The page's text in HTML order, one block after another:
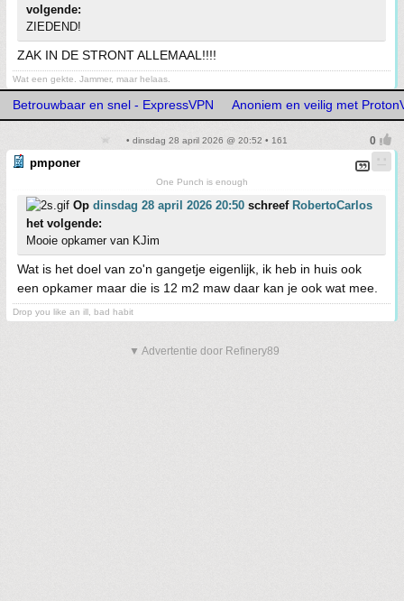
volgende:
ZIEDEND!
ZAK IN DE STRONT ALLEMAAL!!!!
Wat een gekte. Jammer, maar helaas.
Betrouwbaar en snel - ExpressVPN Anoniem en veilig met
• dinsdag 28 april 2026 @ 20:52 • 161
pmponer
One Punch is enough
Op dinsdag 28 april 2026 20:50 schreef RobertoCarlos
het volgende:
Mooie opkamer van KJim
Wat is het doel van zo'n gangetje eigenlijk, ik heb in huis ook
een opkamer maar die is 12 m2 maw daar kan je ook wat mee.
Drop you like an ill, bad habit
▼ Advertentie door Refinery89